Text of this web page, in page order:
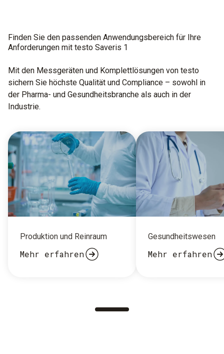
Finden Sie den passenden Anwendungsbereich für Ihre
Anforderungen mit testo Saveris 1
Mit den Messgeräten und Komplettlösungen von testo
sichern Sie höchste Qualität und Compliance – sowohl in
der Pharma- und Gesundheitsbranche als auch in der
Industrie.
Produktion und Reinraum
Mehr erfahren
Gesundheitswesen
Mehr erfahren